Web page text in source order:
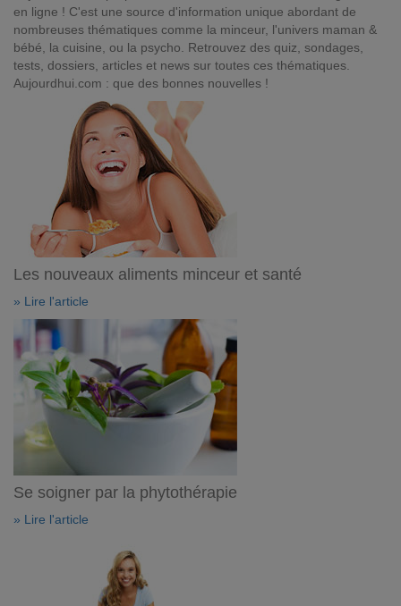
en ligne ! C'est une source d'information unique abordant de
nombreuses thématiques comme la minceur, l'univers maman &
bébé, la cuisine, ou la psycho. Retrouvez des quiz, sondages,
tests, dossiers, articles et news sur toutes ces thématiques.
Aujourdhui.com : que des bonnes nouvelles !
Les nouveaux aliments minceur et santé
» Lire l'article
Se soigner par la phytothérapie
» Lire l'article